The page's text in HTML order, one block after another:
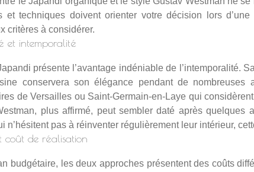
et techniques doivent orienter votre décision lors d’une
critères à considérer.
et intemporalité
présente l’avantage indéniable de l’intemporalité.
conservera son élégance pendant de
de Versailles ou Saint-Germain-en-Laye qui
plus affirmé, peut sembler daté après
n’hésitent pas à réinventer régulièrement leur intérieur,
coût de réalisation
budgétaire, les deux approches présentent des coûts